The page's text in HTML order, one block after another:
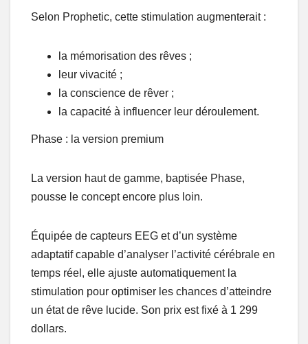
Selon Prophetic, cette stimulation augmenterait :
la mémorisation des rêves ;
leur vivacité ;
la conscience de rêver ;
la capacité à influencer leur déroulement.
Phase : la version premium
La version haut de gamme, baptisée Phase,
pousse le concept encore plus loin.
Équipée de capteurs EEG et d’un système
adaptatif capable d’analyser l’activité cérébrale en
temps réel, elle ajuste automatiquement la
stimulation pour optimiser les chances d’atteindre
un état de rêve lucide. Son prix est fixé à 1 299
dollars.